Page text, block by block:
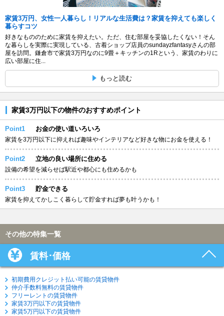
家賃3万円、女性一人暮らし！リアルな生活費は？家賃を抑えても楽しく
暮らすコツ
好きなもののために家賃を抑えたい。ただ、住む部屋を妥協したくない！そん
な暮らしを実際に実現している、古着ショップ店員のsundayzfantasyさんの部
屋を訪問。鎌倉市で家賃3万円なのに9畳＋キッチンの1Rという、家賃のわりに
広い部屋に住...
もっと読む
家賃3万円以下の物件のおすすめポイント
Point1 お金の使い道いろいろ
家賃を3万円以下に抑えれば趣味やインテリアなど好きな物にお金を使える！
Point2 立地の良い場所に住める
設備の希望を減らせば駅近や都心にも住めるかも
Point3 貯金できる
家賃を抑えてかしこく暮らして貯金すれば夢も叶うかも！
その他の特集一覧
賃料･価格
初期費用クレジット払い可能の賃貸物件
仲介手数料無料の賃貸物件
フリーレントの賃貸物件
家賃3万円以下の賃貸物件
家賃5万円以下の賃貸物件